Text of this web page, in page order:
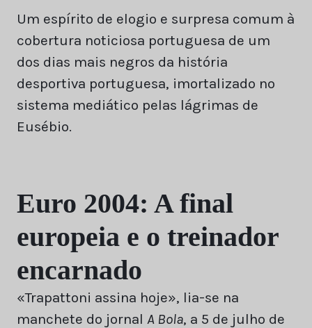
Um espírito de elogio e surpresa comum à
cobertura noticiosa portuguesa de um
dos dias mais negros da história
desportiva portuguesa, imortalizado no
sistema mediático pelas lágrimas de
Eusébio.
Euro 2004: A final
europeia e o treinador
encarnado
«Trapattoni assina hoje», lia-se na
manchete do jornal A Bola, a 5 de julho de